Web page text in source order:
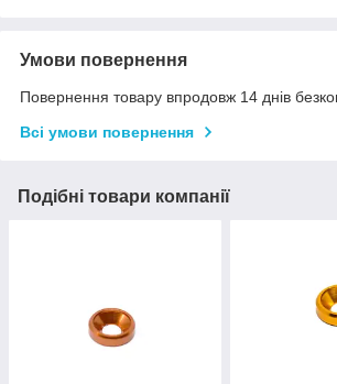
Умови повернення
Повернення товару впродовж 14 днів
Всі умови повернення
Подібні товари компанії